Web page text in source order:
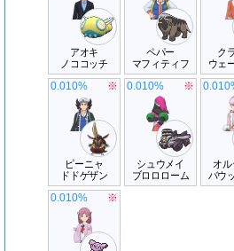
アオキ
ノココッチ
ペパー
マフィティフ
ク
ウェ
ピーニャ
ドドゲザン
0.010% ※
シュウメイ
ブロロローム
0.010% ※
オ
バウ
0.010% ※